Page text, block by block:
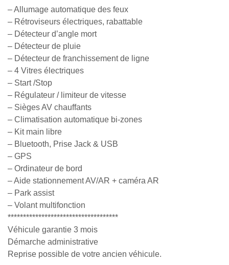
– Allumage automatique des feux
– Rétroviseurs électriques, rabattable
– Détecteur d’angle mort
– Détecteur de pluie
– Détecteur de franchissement de ligne
– 4 Vitres électriques
– Start /Stop
– Régulateur / limiteur de vitesse
– Sièges AV chauffants
– Climatisation automatique bi-zones
– Kit main libre
– Bluetooth, Prise Jack & USB
– GPS
– Ordinateur de bord
– Aide stationnement AV/AR + caméra AR
– Park assist
– Volant multifonction
************************************
Véhicule garantie 3 mois
Démarche administrative
Reprise possible de votre ancien véhicule.